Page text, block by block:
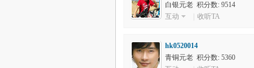
白银元老 积分数: 9514
互动
收听TA
hk0520014
青铜元老 积分数: 5360